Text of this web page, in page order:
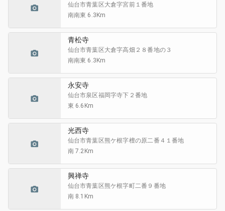
仙台市青葉区大倉字宮前１番地
南南東 6.3Km
青松寺
仙台市青葉区大倉字高畑２８番地の３
南南東 6.3Km
永安寺
仙台市泉区福岡字寺下２番地
東 6.6Km
光西寺
仙台市青葉区熊ケ根字檀の原二番４１番地
南 7.2Km
興禅寺
仙台市青葉区熊ケ根字町二番９番地
南 8.1Km